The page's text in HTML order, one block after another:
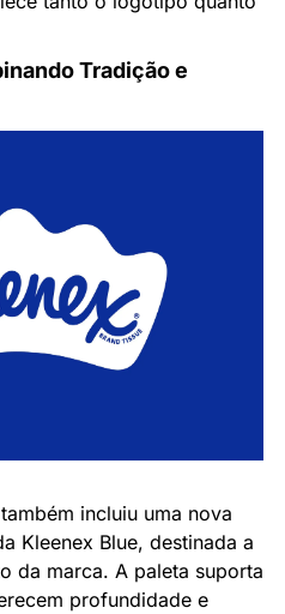
Tradição e
incluiu uma nova
Kleenex Blue, destinada a
da marca. A paleta suporta
profundidade e